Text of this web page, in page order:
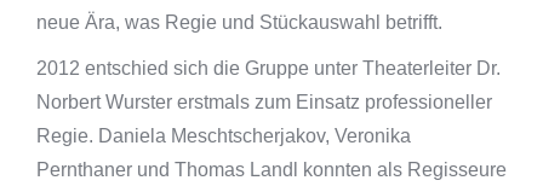
neue Ära, was Regie und Stückauswahl betrifft.
2012 entschied sich die Gruppe unter Theaterleiter Dr.
Norbert Wurster erstmals zum Einsatz professioneller
Regie. Daniela Meschtscherjakov, Veronika
Pernthaner und Thomas Landl konnten als Regisseure